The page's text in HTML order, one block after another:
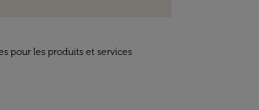
pour les produits et services